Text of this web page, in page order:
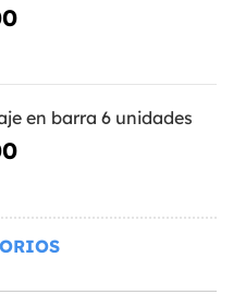
en barra 6 unidades